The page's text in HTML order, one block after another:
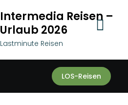
Intermedia Reisen –
Urlaub 2026
Lastminute Reisen
LOS-Reisen